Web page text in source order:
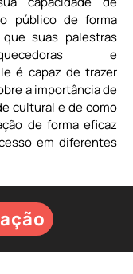
público de forma
suas palestras
e
é capaz de trazer
a importância de
cultural e de como
de forma eficaz
em diferentes